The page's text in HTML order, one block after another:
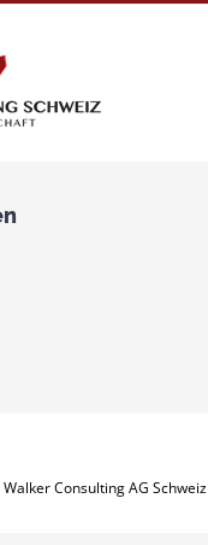
Consulting AG Schweiz